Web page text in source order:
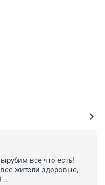
все что есть!
жители здоровые,